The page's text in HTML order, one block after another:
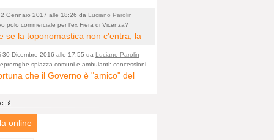
Gennaio 2017 alle 18:26 da Luciano Parolin
polo commerciale per l'ex Fiera di Vicenza?
se la toponomastica non c'entra, la
Proprietà Comunale e pertanto a
"storico" il nome potrebbe
Parise. Se poi vogliono farne un
di cineserie varie (come se
30 Dicembre 2016 alle 17:55 da Luciano Parolin
spiazza comuni e ambulanti: concessioni
valide fino al 2020
che il Governo è "amico" del
Tutto fermo sino al 2020. E'
dice il Dirigente, figurarsi se
normale che legge e chiede di
online